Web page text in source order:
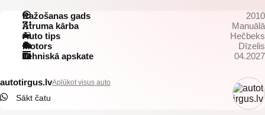
Ražošanas gads
2010
Ātruma kārba
Manuālā
Auto tips
Hečbeks
Motors
Dīzelis
Tehniskā apskate
04.2027
autotirgus.lvAplūkot visus auto
Sākt čatu